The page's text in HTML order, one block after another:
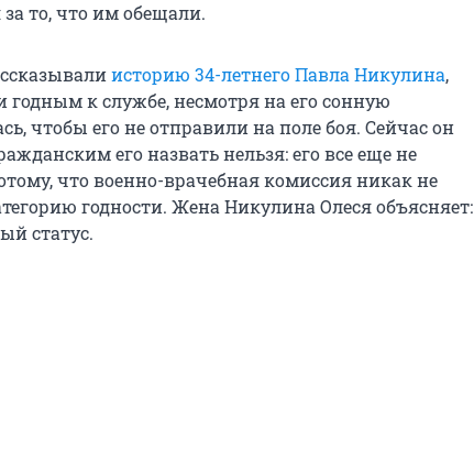
за то, что им обещали.
историю 34-летнего Павла Никулина,
годным к службе, несмотря на его сонную
чтобы его не отправили на поле боя. Сейчас он
его назвать нельзя: его все еще не
что военно-врачебная комиссия никак не
годности. Жена Никулина Олеся объясняет:
статус.